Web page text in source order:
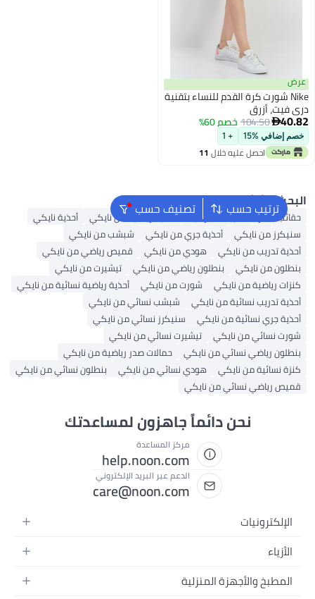
Nike شورت كرة القدم للنساء بتقنية
فيت، أزرق

104.50خصم 60%
إضافي %15 + 1
احصل عليه خلال11
اغسطس
ترتيب حسب تصنيف حسب الشائع
ظهر حقيبة ظهر نايك أحذية رياضية من نايكي
أحذية نايكي
من نايكي
أحذية جري من نايكي
شبشب من نايكي
تدريب من نايكي
هودي من نايكي
قميص رياضي من نايكي
من نايكي
بنطلون رياضي من نايكي
تيشيرت من نايكي
رياضية من نايكي
شورت من نايكي
أحذية رياضية نسائية من نايكي
تدريب نسائية من نايكي
شبشب نسائي من نايكي
جري نسائية من نايكي
سنيكرز نسائي من نايكي
نسائي من نايكي
تيشيرت نسائي من نايكي
رياضي نسائي من نايكي
حمالات صدر رياضية من نايكي
نسائية من نايكي
هودي نسائي من نايكي
بنطلون نسائي من نايكي
رياضي نسائي من نايكي
نحن دائماً جاهزون لمساعدتك
مركز المساعدة
help.noon.com
الدعم عبر البريد الإلكتروني
care@noon.com
الإلكترونيات
الهواتف المتحركة
أجهزة الكمبيوتر المحمولة
الأزياء
أزياء نسائية
المطبخ والأجهزة المنزلية